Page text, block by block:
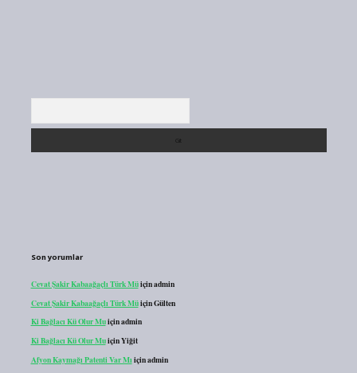
Son yorumlar
Cevat Şakir Kabaağaçlı Türk Müiçinadmin
Cevat Şakir Kabaağaçlı Türk MüiçinGülten
Ki Bağlacı Kü Olur Muiçinadmin
Ki Bağlacı Kü Olur MuiçinYiğit
Afyon Kaymağı Patenti Var Mı içinadmin